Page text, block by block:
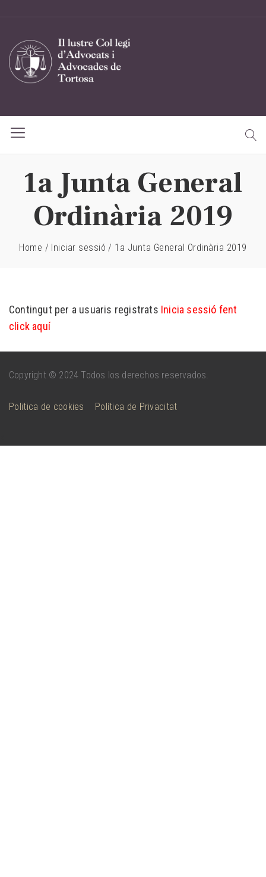
1a Junta General
Ordinària 2019
Home / Iniciar sessió / 1a Junta General Ordinària 2019
Contingut per a usuaris registrats Inicia sessió fent
click aquí
Copyright © 2024 Todos los derechos reservados.
Politica de cookies Política de Privacitat